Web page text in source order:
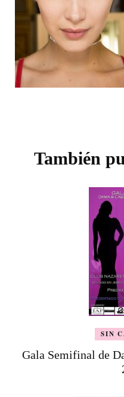
entradas
También
SIN
Gala Semifinal de